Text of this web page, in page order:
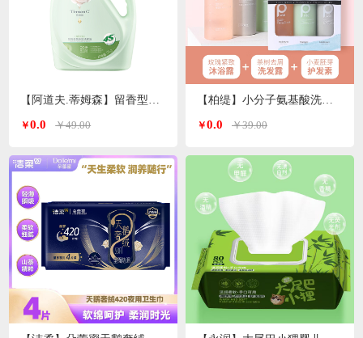
￥0.0 ￥49.00 ￥0.0 ￥39.00